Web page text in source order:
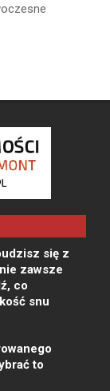
się z
zawsze
co
snu
to